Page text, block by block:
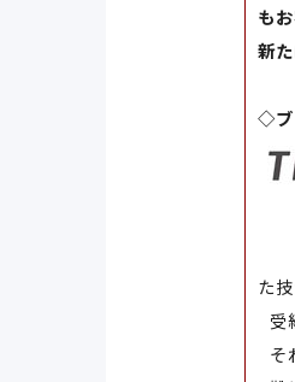
も
新
◇ブ
た技
受
そ